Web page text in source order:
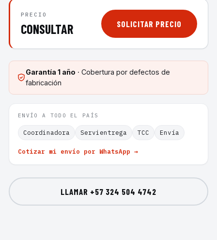
PRECIO
CONSULTAR SOLICITAR PRECIO
Garantía 1 año · Cobertura por defectos de
fabricación
ENVÍO A TODO EL PAÍS
Coordinadora Servientrega TCC Envía
Cotizar mi envío por WhatsApp →
LLAMAR +57 324 504 4742